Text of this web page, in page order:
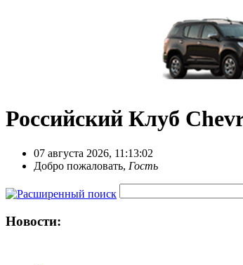
Российский Клуб
07 августа 2026, 11:13:02
Добро пожаловать, Гость
Новости: